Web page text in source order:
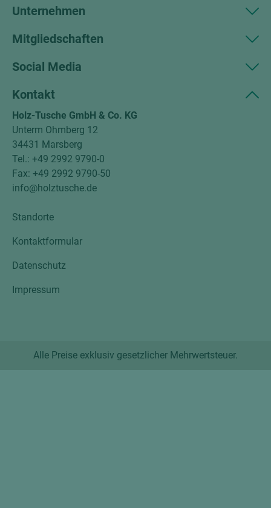
Unternehmen
Mitgliedschaften
Social Media
Kontakt
Holz-Tusche GmbH & Co. KG
Unterm Ohmberg 12
34431 Marsberg
Tel.: +49 2992 9790-0
Fax: +49 2992 9790-50
info@holztusche.de
Standorte
Kontaktformular
Datenschutz
Impressum
Alle Preise exklusiv gesetzlicher Mehrwertsteuer.